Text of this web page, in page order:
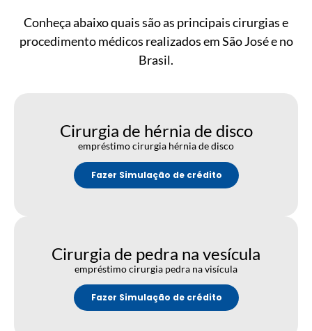
Conheça abaixo quais são as principais cirurgias e
procedimento médicos realizados em São José e no
Brasil.
Cirurgia de hérnia de disco
empréstimo cirurgia hérnia de disco
Fazer Simulação de crédito
Cirurgia de pedra na vesícula
empréstimo cirurgia pedra na visícula
Fazer Simulação de crédito